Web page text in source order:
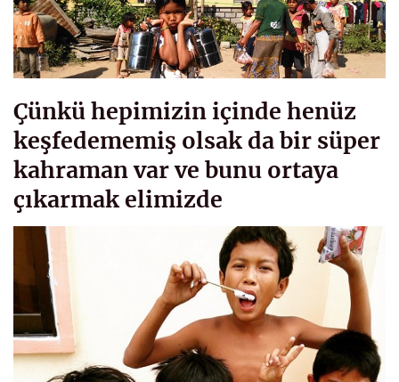
Çünkü hepimizin içinde henüz
keşfedememiş olsak da bir süper
kahraman var ve bunu ortaya
çıkarmak elimizde